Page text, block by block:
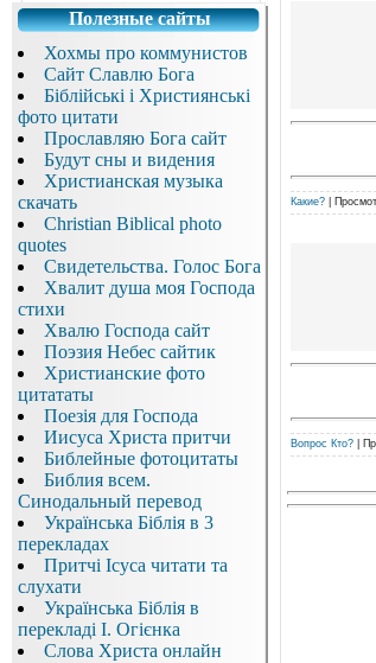
Полезные сайты
Хохмы про коммунистов
Сайт Славлю Бога
Біблійські і Християнські
фото цитати
Прославляю Бога сайт
Будут сны и видения
Христианская музыка
скачать
Christian Biblical photo
quotes
Свидетельства. Голос Бога
Хвалит душа моя Господа
стихи
Хвалю Господа сайт
Поэзия Небес сайтик
Христианские фото
цитататы
Поезія для Господа
Иисуса Христа притчи
Библейные фотоцитаты
Библия всем.
Синодальный перевод
Українська Біблія в 3
перекладах
Притчі Ісуса читати та
слухати
Українська Біблія в
перекладі І. Огієнка
Слова Христа онлайн
Какие?
Вопрос Кто?